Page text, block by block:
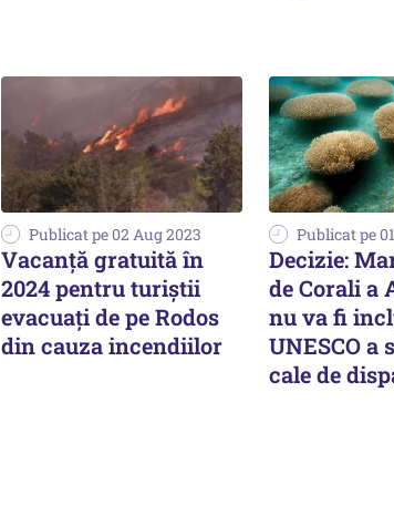
Publicat pe 02 Aug 2023
Vacanță gratuită în
2024 pentru turiștii
evacuați de pe Rodos
din cauza incendiilor
Publicat pe
Decizie:
de Corali a
nu va fi
UNESCO a
cale de